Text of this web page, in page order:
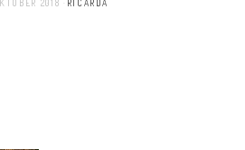
2018 RICARDA